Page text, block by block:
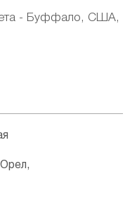
- Буффало, США,